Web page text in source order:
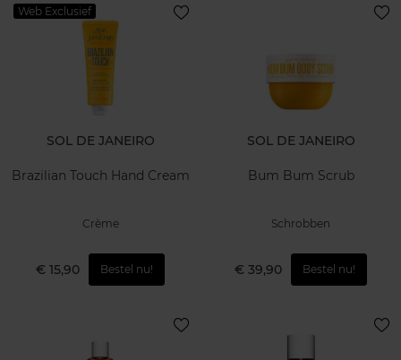
Web Exclusief
SOL DE JANEIRO
Brazilian Touch Hand Cream
Crème
€ 15,90 Bestel nu!
SOL DE JANEIRO
Bum Bum Scrub
Schrobben
€ 39,90 Bestel nu!